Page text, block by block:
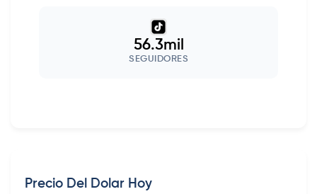
56.3mil
SEGUIDORES
Precio Del Dolar Hoy